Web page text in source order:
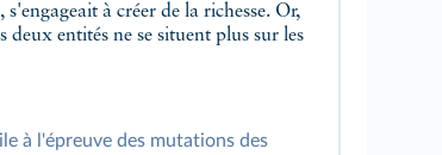
à l'épreuve des mutations des